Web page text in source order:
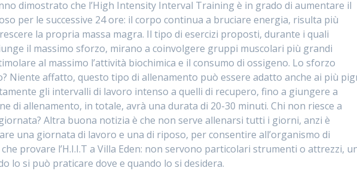
dimostrato che l’High Intensity Interval Training è in grado di aumentare il
per le successive 24 ore: il corpo continua a bruciare energia, risulta più
la propria massa magra. Il tipo di esercizi proposti, durante i quali
il massimo sforzo, mirano a coinvolgere gruppi muscolari più grandi
al massimo l’attività biochimica e il consumo di ossigeno. Lo sforzo
Niente affatto, questo tipo di allenamento può essere adatto anche ai più
gli intervalli di lavoro intenso a quelli di recupero, fino a giungere a
di allenamento, in totale, avrà una durata di 20-30 minuti. Chi non riesce a
Altra buona notizia è che non serve allenarsi tutti i giorni, anzi è
una giornata di lavoro e una di riposo, per consentire all’organismo di
provare l’H.I.I.T a Villa Eden: non servono particolari strumenti o attrezzi,
lo si può praticare dove e quando lo si desidera.